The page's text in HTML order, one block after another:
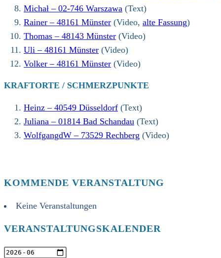
Michał – 02-746 Warszawa (Text)
Rainer – 48161 Münster (Video, alte Fassung)
Thomas – 48143 Münster (Video)
Uli – 48161 Münster (Video)
Volker – 48161 Münster (Video)
KRAFTORTE / SCHMERZPUNKTE
Heinz – 40549 Düsseldorf (Text)
Juliana – 01814 Bad Schandau (Text)
WolfgangdW – 73529 Rechberg (Video)
KOMMENDE VERANSTALTUNG
Keine Veranstaltungen
VERANSTALTUNGSKALENDER